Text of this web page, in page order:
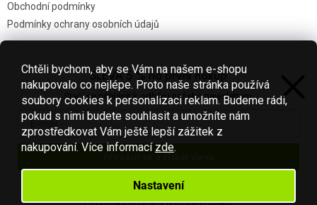
Chtěli bychom, aby se Vám na našem e-shopu
nakupovalo co nejlépe. Proto naše stránka používá
soubory cookies k personalizaci reklam. Budeme rádi,
pokud s nimi budete souhlasit a umožníte nám
zprostředkovat Vám ještě lepší zážitek z
nakupování. Více informací zde.
Nastavení
Obchodní podmínky
Podmínky ochrany osobních údajů
Nákupní košík
0KS /0 KČ
SLEVA 5 % na první nákup
Stačí se přihlásit k odběru našeho newsletteru.
Přihlásit se a získat slevu
Váš e-mail je u nás v bezpečí.
Podmínky ochrany osobních údajů